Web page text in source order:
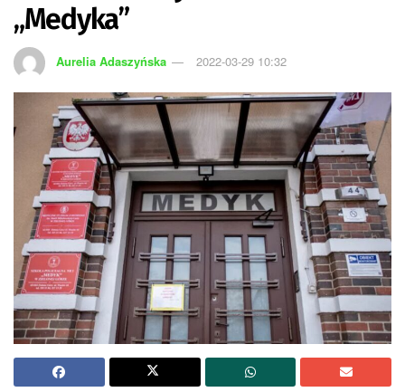
„Medyka”
Aurelia Adaszyńska 2022-03-29 10:32